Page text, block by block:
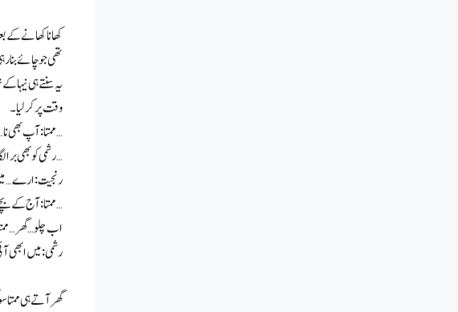
کھانا کھانے کے
تھی جو چائے بنا رہی
یہ سنتے ہی نیہا
وقت پر کر لیا۔
ممتا: آپ بھی نا…؟؟ کہیں بھی کچھ بول دیتے ہیں… بچہ ہونا یا نہ ہونا ان کا ذاتی معاملہ ہے…
رشمی کو بھی برا لگا… پہلی بار نیہا کے چہرے پر مایوسی دیکھی… اسے عجیب سا لگا… پر وہ کر بھی کیا سکتی تھی…
رنجیت: ارے…
ممتا: آج کے بچے سب کچھ اچھا برا سوچتے ہیں… اور پھر بازار میں کافی وسائل ہیں… بچہ نہ ہونے کے…
اب چلو… گھر…
رشمی: میں ابھی